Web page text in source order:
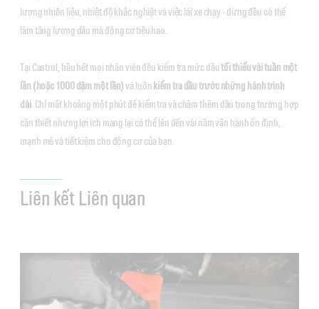
lượng nhiên liệu, nhiệt độ khắc nghiệt và việc lái xe chạy - dừng đều có thể
làm tăng lượng dầu mà động cơ tiêu hao.
Tại Castrol, hầu hết mọi nhân viên đều kiểm tra mức dầutối thiểu vài tuần một
lần (hoặc 1000 dặm một lần)và luôn kiểm tra dầu trước những hành trình
dài. Chỉ mất khoảng một phút để kiểm tra và châm thêm dầu trong trường hợp
cần thiết nhưng lợi ích mang lại có thể lên đến vài năm vận hành ổn định,
mạnh mẽ và tiết kiệm cho động cơ của bạn.
Liên kết Liên quan